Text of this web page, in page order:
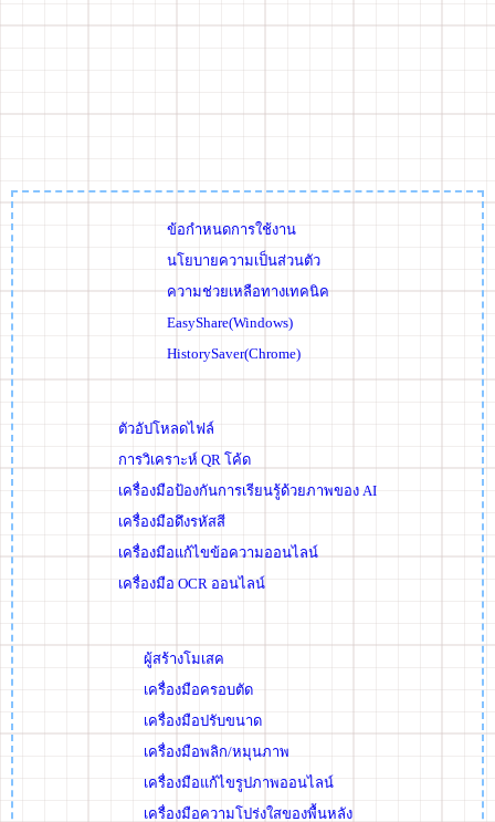
ข้อกำหนดการใช้งาน
นโยบายความเป็นส่วนตัว
ความช่วยเหลือทางเทคนิค
EasyShare(Windows)
HistorySaver(Chrome)
ตัวอัปโหลดไฟล์
การวิเคราะห์ QR โค้ด
เครื่องมือป้องกันการเรียนรู้ด้วยภาพของ AI
เครื่องมือดึงรหัสสี
เครื่องมือแก้ไขข้อความออนไลน์
เครื่องมือ OCR ออนไลน์
ผู้สร้างโมเสค
เครื่องมือครอบตัด
เครื่องมือปรับขนาด
เครื่องมือพลิก/หมุนภาพ
เครื่องมือแก้ไขรูปภาพออนไลน์
เครื่องมือความโปร่งใสของพื้นหลัง